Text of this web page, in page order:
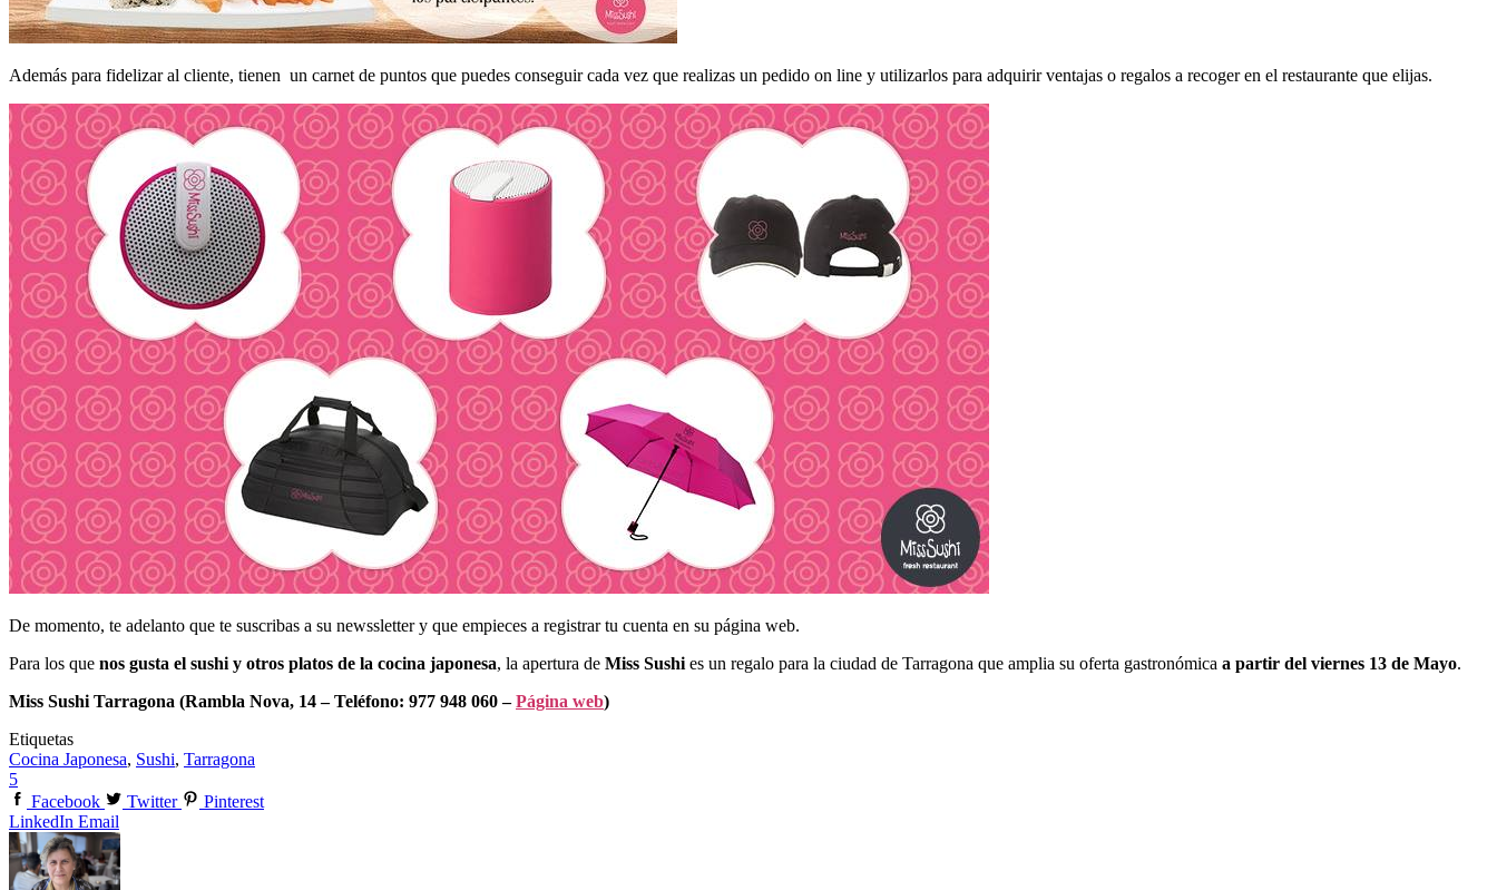
Además para fidelizar al cliente, tienen un carnet de puntos que puedes conseguir cada vez que realizas un pedido on line y utilizarlos para adquirir ventajas o regalos a recoger en el restaurante que elijas.
De momento, te adelanto que te suscribas a su newssletter y que empieces a registrar tu cuenta en su página web.
Para los que nos gusta el sushi y otros platos de la cocina japonesa, la apertura de Miss Sushi es un regalo para la ciudad de Tarragona que amplia su oferta gastronómica a partir del viernes 13 de Mayo.
Miss Sushi Tarragona (Rambla Nova, 14 – Teléfono: 977 948 060 –Página web)
Etiquetas
Cocina Japonesa, Sushi, Tarragona
5
Facebook
Twitter
Pinterest
LinkedIn Email